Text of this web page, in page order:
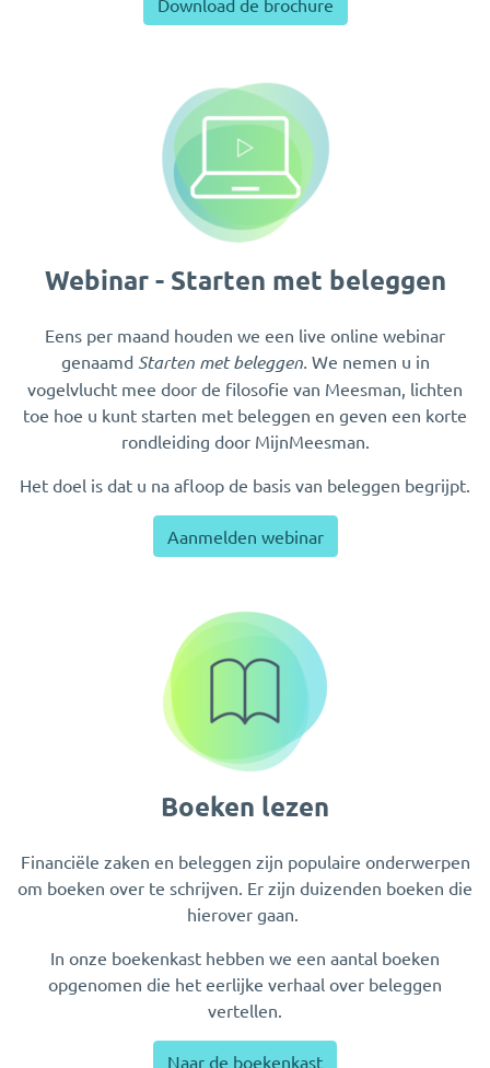
Download de brochure
Webinar - Starten met beleggen
Eens per maand houden we een live online webinar
genaamd Starten met beleggen. We nemen u in
vogelvlucht mee door de filosofie van Meesman, lichten
toe hoe u kunt starten met beleggen en geven een korte
rondleiding door MijnMeesman.
Het doel is dat u na afloop de basis van beleggen begrijpt.
Aanmelden webinar
Boeken lezen
Financiële zaken en beleggen zijn populaire onderwerpen
om boeken over te schrijven. Er zijn duizenden boeken die
hierover gaan.
In onze boekenkast hebben we een aantal boeken
opgenomen die het eerlijke verhaal over beleggen
vertellen.
Naar de boekenkast